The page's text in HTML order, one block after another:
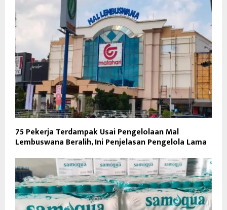
75 Pekerja Terdampak Usai Pengelolaan Mal
Lembuswana Beralih, Ini Penjelasan Pengelola Lama